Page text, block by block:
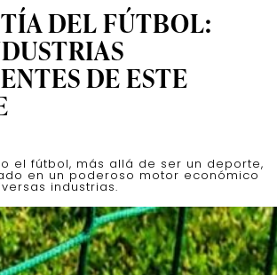
DEL FÚTBOL:
DE ESTE
el fútbol, más allá de ser un deporte,
en un poderoso motor económico
industrias.